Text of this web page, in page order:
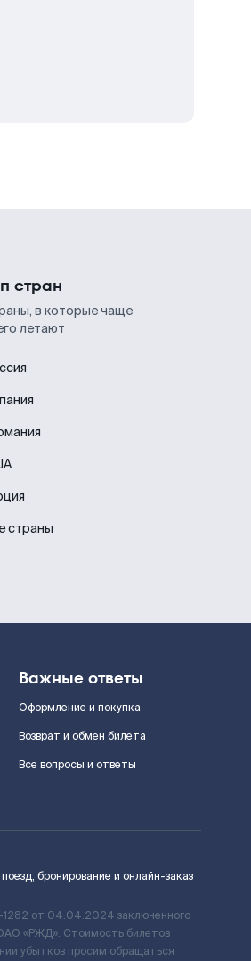
стран
в которые чаще
летают
страны
Важные ответы
Оформление и покупка
Возврат и обмен билета
Все вопросы и ответы
бронирование и онлайн-заказ
от 04.04.2024 заключенного
«РЖД». Стоимость билетов
убытков просим обращаться